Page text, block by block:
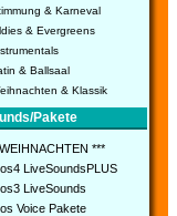
& Karneval
& Evergreens
& Ballsaal
& Klassik
Pakete
***
LiveSoundsPLUS
LiveSounds
Voice Pakete